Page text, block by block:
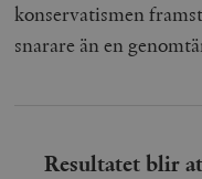
konservatismen
snarare än en
Resultatet blir